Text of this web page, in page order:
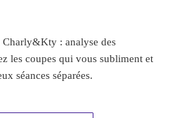
: analyse des
les coupes qui vous subliment et
séances séparées.